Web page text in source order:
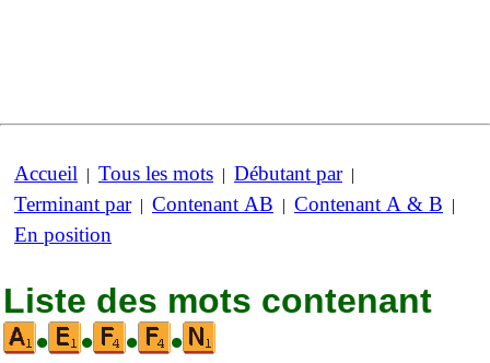
Accueil | Tous les mots | Débutant par|
Terminant par| Contenant AB | Contenant A & B |
En position
Liste des mots contenant
•
• • •